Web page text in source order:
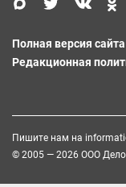
Полная версия сайта
Редакционная
Пишите нам на
© 2005 — 2026 ООО